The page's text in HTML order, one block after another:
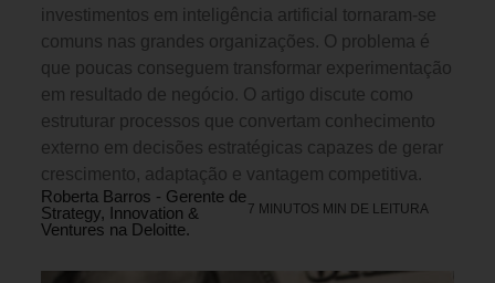
investimentos em inteligência artificial tornaram-se
comuns nas grandes organizações. O problema é
que poucas conseguem transformar experimentação
em resultado de negócio. O artigo discute como
estruturar processos que convertam conhecimento
externo em decisões estratégicas capazes de gerar
crescimento, adaptação e vantagem competitiva.
Roberta Barros - Gerente de
Strategy, Innovation &
Ventures na Deloitte.
7 MINUTOS MIN DE LEITURA